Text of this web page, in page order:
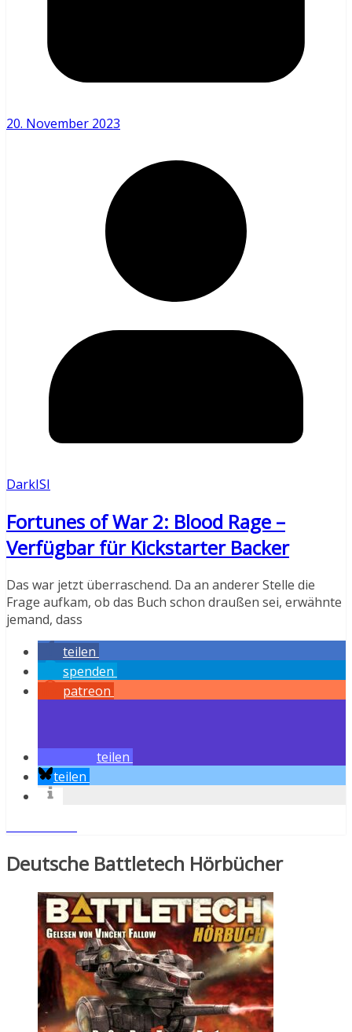
20. November 2023
DarkISI
Fortunes of War 2: Blood Rage –
Verfügbar für Kickstarter Backer
Das war jetzt überraschend. Da an anderer Stelle die
Frage aufkam, ob das Buch schon draußen sei, erwähnte
jemand, dass
teilen
spenden
patreon
teilen
teilen
Deutsche Battletech Hörbücher